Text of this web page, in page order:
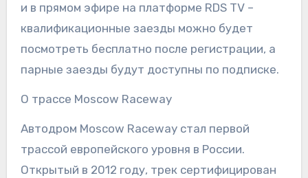
и в прямом эфире на платформе RDS TV –
квалификационные заезды можно будет
посмотреть бесплатно после регистрации, а
парные заезды будут доступны по подписке.
О трассе Moscow Raceway
Автодром Moscow Raceway стал первой
трассой европейского уровня в России.
Открытый в 2012 году, трек сертифицирован